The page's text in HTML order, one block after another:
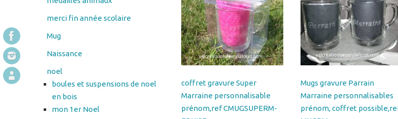
la
page
du
produit
coffret gravure Super
Marraine personnalisable
prénom,ref CMUGSUPERM-
12.00 €
Mugs gravure Parrain
Marraine personnalisables
20.00 €
Mug
Naissance
noel
boules et suspensions de noel
en bois
mon 1er Noel
Non classé
Offre du moment